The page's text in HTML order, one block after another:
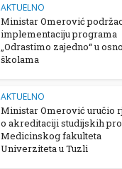
AKTUELNO
Ministar Omerović
implementaciju programa
„Odrastimo zajedno“ u
školama
AKTUELNO
Ministar Omerović uručio
o akreditaciji studijskih
Medicinskog fakulteta
Univerziteta u Tuzli